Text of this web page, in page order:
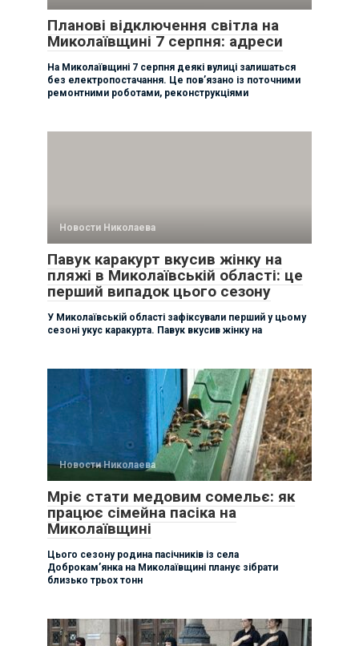
Планові відключення світла на
Миколаївщині 7 серпня: адреси
На Миколаївщині 7 серпня деякі вулиці залишаться
без електропостачання. Це пов’язано із поточними
ремонтними роботами, реконструкціями
Новости Николаева
Павук каракурт вкусив жінку на
пляжі в Миколаївській області: це
перший випадок цього сезону
У Миколаївській області зафіксували перший у цьому
сезоні укус каракурта. Павук вкусив жінку на
Новости Николаева
Мріє стати медовим сомельє: як
працює сімейна пасіка на
Миколаївщині
Цього сезону родина пасічників із села
Доброкам’янка на Миколаївщині планує зібрати
близько трьох тонн